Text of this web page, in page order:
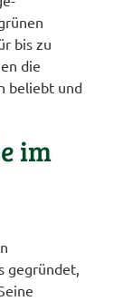
bis zu
die
beliebt und
im
gegründet,